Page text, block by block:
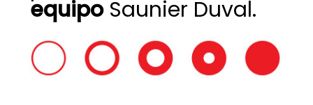
equipoSaunier Duval.